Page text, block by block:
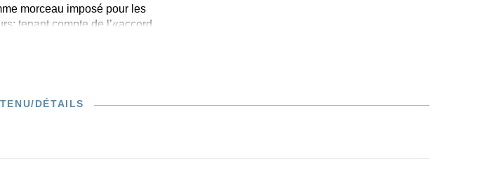
morceau imposé pour les
tenant compte de l’«accord
comporte en outre une
propose également, en
sûreté de style.
DÉTAILS